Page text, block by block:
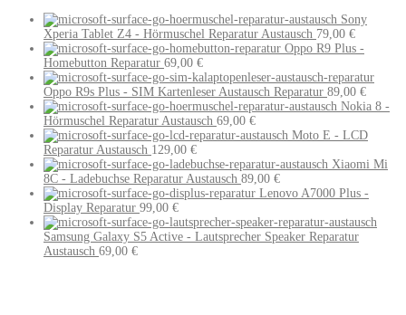
Sony
Xperia Tablet Z4 - Hörmuschel Reparatur Austausch 79,00 €
Oppo R9 Plus -
Homebutton Reparatur 69,00 €
Oppo R9s Plus - SIM Kartenleser Austausch Reparatur 89,00 €
Nokia 8 -
Hörmuschel Reparatur Austausch 69,00 €
Moto E - LCD
Reparatur Austausch 129,00 €
Xiaomi Mi
8C - Ladebuchse Reparatur Austausch 89,00 €
Lenovo A7000 Plus -
Display Reparatur 99,00 €
Samsung Galaxy S5 Active - Lautsprecher Speaker Reparatur
Austausch 69,00 €